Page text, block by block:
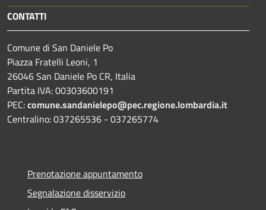
CONTATTI
Comune di San Daniele Po
Piazza Fratelli Leoni, 1
26046 San Daniele Po CR, Italia
Partita IVA: 00303600191
PEC:comune.sandanielepo@pec.regione.lombardia.it
Centralino: 037265536 - 037265774
Prenotazione appuntamento
Segnalazione disservizio